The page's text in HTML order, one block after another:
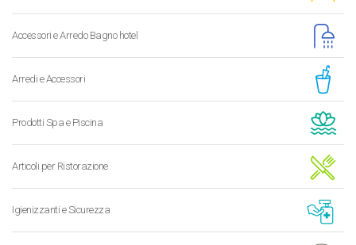
Accessori e Arredo Bagno hotel
Arredi e Accessori
Prodotti Spa e Piscina
Articoli per Ristorazione
Igienizzanti e Sicurezza